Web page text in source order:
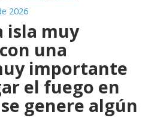
2026
isla muy
una
importante
el fuego en
genere algún